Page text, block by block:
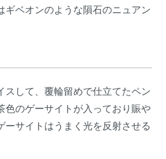
ベオンのような隕石のニュアン
スして、覆輪留めで仕立てたペン
色のゲーサイトが入っており賑や
サイトはうまく光を反射させる